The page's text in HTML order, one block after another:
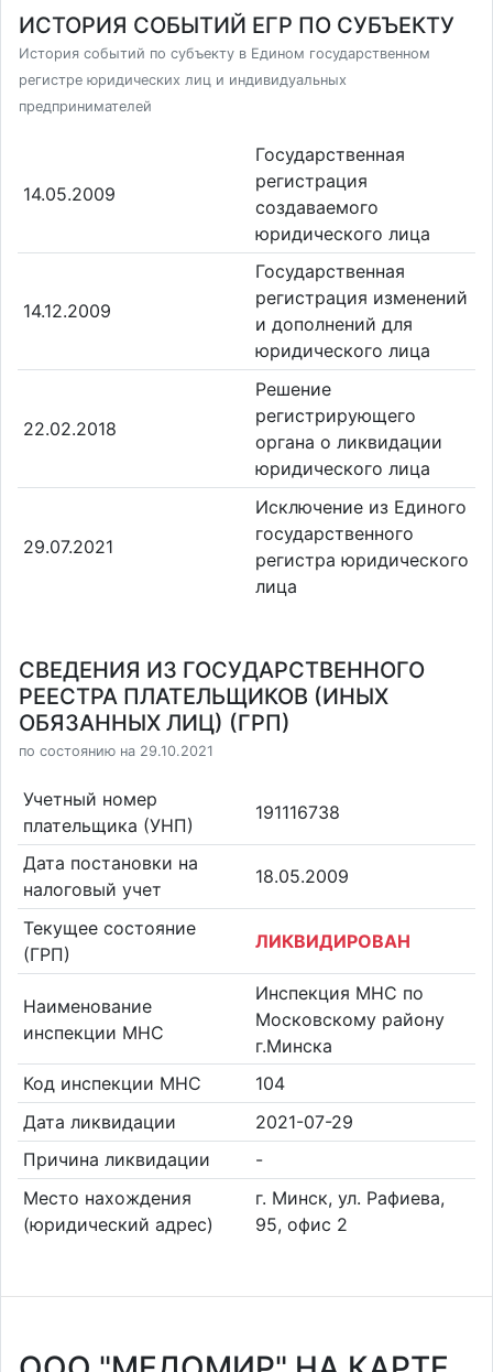
ИСТОРИЯ СОБЫТИЙ ЕГР ПО СУБЪЕКТУ
История событий по субъекту в Едином государственном
регистре юридических лиц и индивидуальных
предпринимателей
14.05.2009
Государственная
регистрация
создаваемого
юридического лица
14.12.2009
Государственная
регистрация изменений
и дополнений для
юридического лица
22.02.2018
Решение
регистрирующего
органа о ликвидации
юридического лица
29.07.2021
Исключение из Единого
государственного
регистра юридического
лица
СВЕДЕНИЯ ИЗ ГОСУДАРСТВЕННОГО
РЕЕСТРА ПЛАТЕЛЬЩИКОВ (ИНЫХ
ОБЯЗАННЫХ ЛИЦ) (ГРП)
по состоянию на 29.10.2021
Учетный номер
плательщика (УНП)
191116738
Дата постановки на
налоговый учет
18.05.2009
Текущее состояние
(ГРП)
ЛИКВИДИРОВАН
Наименование
инспекции МНС
Инспекция МНС по
Московскому району
г.Минска
Код инспекции МНС
104
Дата ликвидации
2021-07-29
Причина ликвидации
-
Место нахождения
(юридический адрес)
г. Минск, ул. Рафиева,
95, офис 2